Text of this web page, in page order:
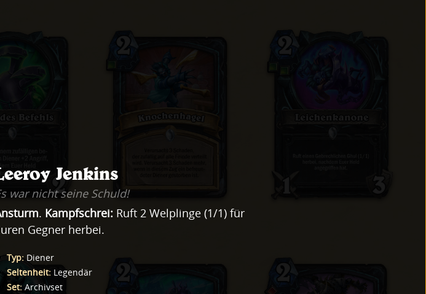
Jenkins
war nicht seine Schuld!
. Kampfschrei: Ruft 2 Welplinge (1/1) für
Gegner herbei.
Typ: Diener
Seltenheit: Legendär
Set: Archivset